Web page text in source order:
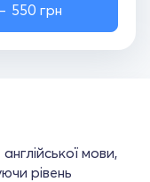
550 грн
мови,
рівень